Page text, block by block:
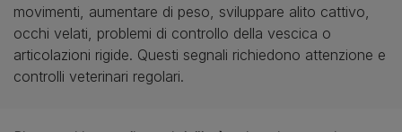
movimenti, aumentare di peso, sviluppare alito cattivo,
occhi velati, problemi di controllo della vescica o
articolazioni rigide. Questi segnali richiedono attenzione e
controlli veterinari regolari.